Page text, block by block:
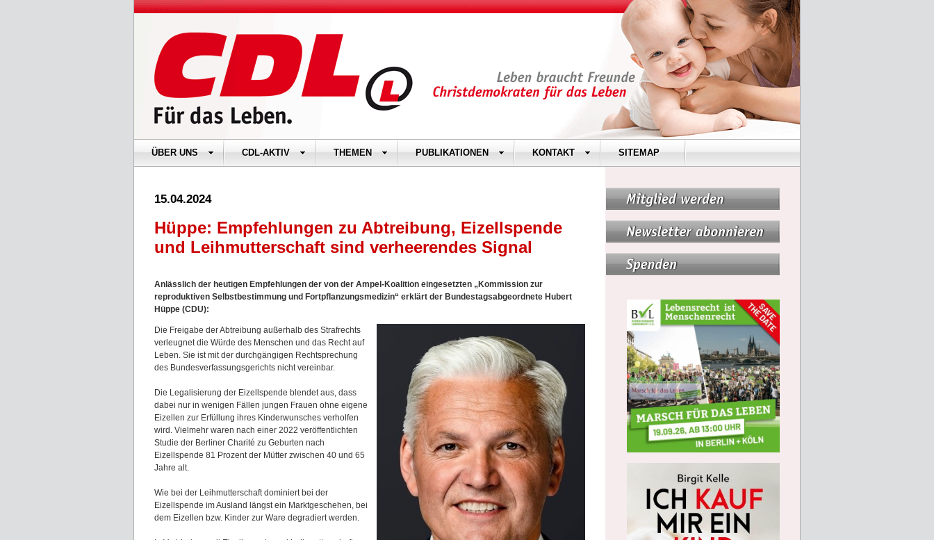
ÜBER UNS CDL-AKTIV THEMEN PUBLIKATIONEN KONTAKT SITEMAP
15.04.2024
Hüppe: Empfehlungen zu Abtreibung, Eizellspende
und Leihmutterschaft sind verheerendes Signal
Anlässlich der heutigen Empfehlungen der von der Ampel-Koalition eingesetzten „Kommission zur
reproduktiven Selbstbestimmung und Fortpflanzungsmedizin“ erklärt der Bundestagsabgeordnete Hubert
Hüppe (CDU):
Die Freigabe der Abtreibung außerhalb des Strafrechts
verleugnet die Würde des Menschen und das Recht auf
Leben. Sie ist mit der durchgängigen Rechtsprechung
des Bundesverfassungsgerichts nicht vereinbar.
Die Legalisierung der Eizellspende blendet aus, dass
dabei nur in wenigen Fällen jungen Frauen ohne eigene
Eizellen zur Erfüllung ihres Kinderwunsches verholfen
wird. Vielmehr waren nach einer 2022 veröffentlichten
Studie der Berliner Charité zu Geburten nach
Eizellspende 81 Prozent der Mütter zwischen 40 und 65
Jahre alt.
Wie bei der Leihmutterschaft dominiert bei der
Eizellspende im Ausland längst ein Marktgeschehen, bei
dem Eizellen bzw. Kinder zur Ware degradiert werden.